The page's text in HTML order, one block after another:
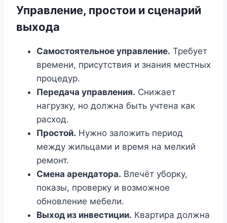
Управление, простои и сценарий
выхода
Самостоятельное управление. Требует
времени, присутствия и знания местных
процедур.
Передача управления. Снижает
нагрузку, но должна быть учтена как
расход.
Простой. Нужно заложить период
между жильцами и время на мелкий
ремонт.
Смена арендатора. Влечёт уборку,
показы, проверку и возможное
обновление мебели.
Выход из инвестиции. Квартира должна